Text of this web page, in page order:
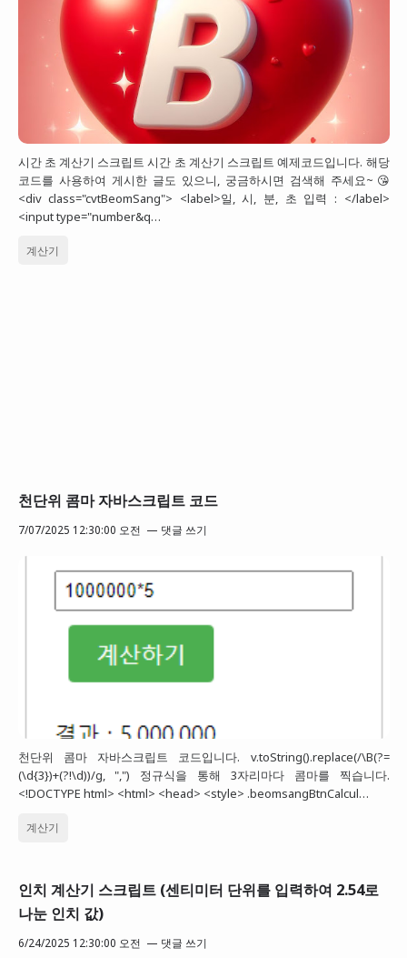
시간 초 계산기 스크립트 시간 초 계산기 스크립트 예제코드입니다. 해당
코드를 사용하여 게시한 글도 있으니, 궁금하시면 검색해 주세요~😘
<div class="cvtBeomSang"> <label>일, 시, 분, 초 입력 : </label>
<input type="number&q…
계산기
천단위 콤마 자바스크립트 코드
7/07/2025 12:30:00 오전 댓글 쓰기
천단위 콤마 자바스크립트 코드입니다. v.toString().replace(/\B(?=
(\d{3})+(?!\d))/g, ",") 정규식을 통해 3자리마다 콤마를 찍습니다.
<!DOCTYPE html> <html> <head> <style> .beomsangBtnCalcul…
계산기
인치 계산기 스크립트 (센티미터 단위를 입력하여 2.54로
나눈 인치 값)
6/24/2025 12:30:00 오전 댓글 쓰기